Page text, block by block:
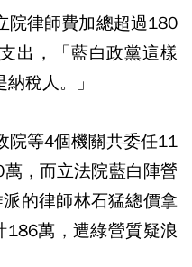
院律師費加總超過180
出，「藍白政黨這樣
稅人。」
院等4個機關共委任11
，而立法院藍白陣營
的律師林石猛總價拿
萬，遭綠營質疑浪